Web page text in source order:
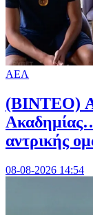
ΑΕΛ
(BINTEO)
αντρικής
08-08-2026 14:54